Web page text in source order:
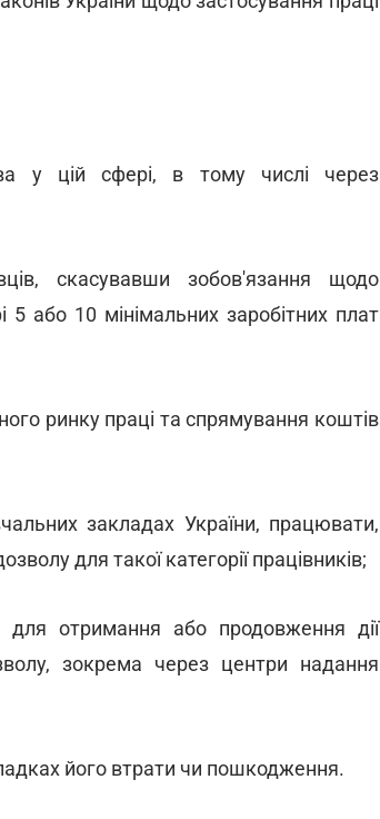
у цій сфері, в тому числі через
скасувавши зобов'язання щодо
5 або 10 мінімальних заробітних плат
ринку праці та спрямування коштів
закладах України, працювати,
для такої категорії працівників;
для отримання або продовження дії
зокрема через центри надання
його втрати чи пошкодження.